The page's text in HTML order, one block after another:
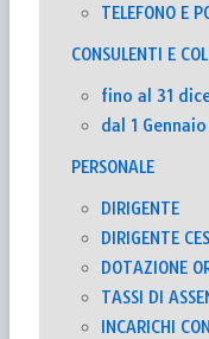
TELEFONO E
CONSULENTI E
fino al 31
dal 1
PERSONALE
DIRIGENTE
DIRIGENTE
DOTAZIONE
TASSI DI
INCARICHI